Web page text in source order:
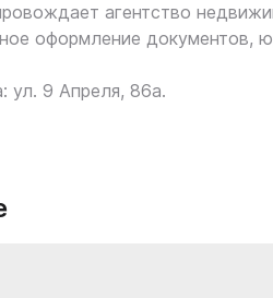
агентство
оформление документов,
ул. 9 Апреля, 86а.